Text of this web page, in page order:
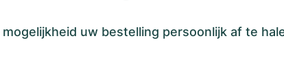
uw bestelling persoonlijk af te